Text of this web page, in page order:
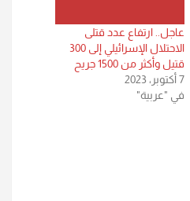
عاجل.. ارتفاع عدد قتلى
الاحتلال الإسرائيلي إلى 300
قتيل وأكثر من 1500 جريح
7 أكتوبر، 2023
في "عربية"